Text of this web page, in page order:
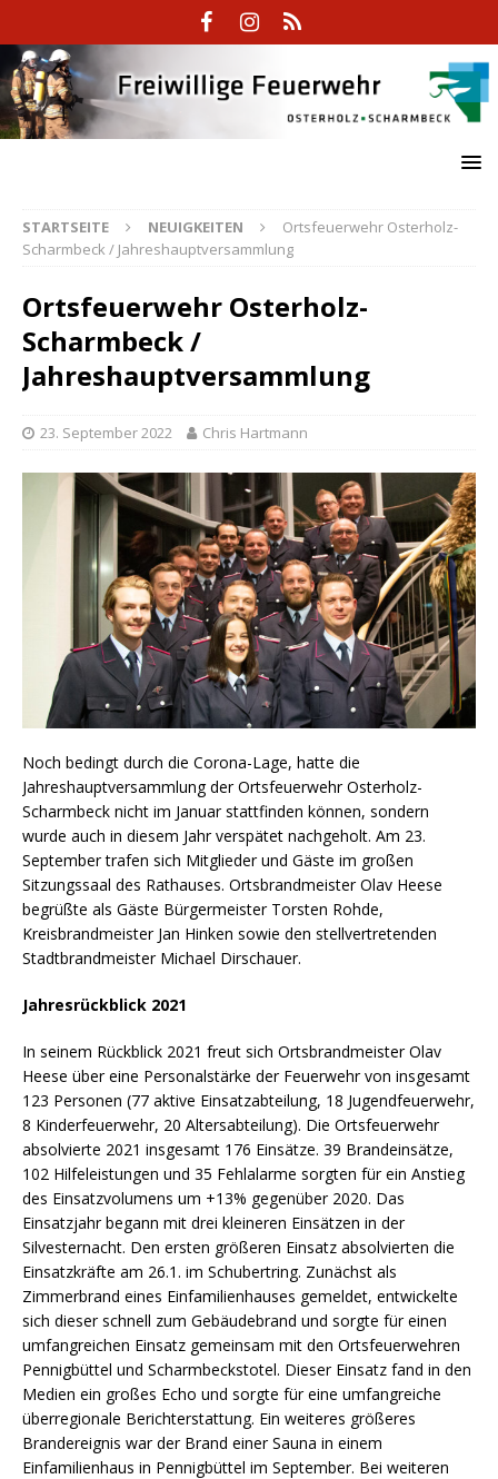
STARTSEITE NEUIGKEITEN
Ortsfeuerwehr Osterholz-
Scharmbeck / Jahreshauptversammlung
Ortsfeuerwehr Osterholz-
Scharmbeck /
Jahreshauptversammlung
23. September 2022 Chris Hartmann
Noch bedingt durch die Corona-Lage, hatte die
Jahreshauptversammlung der Ortsfeuerwehr Osterholz-
Scharmbeck nicht im Januar stattfinden können, sondern
wurde auch in diesem Jahr verspätet nachgeholt. Am 23.
September trafen sich Mitglieder und Gäste im großen
Sitzungssaal des Rathauses. Ortsbrandmeister Olav Heese
begrüßte als Gäste Bürgermeister Torsten Rohde,
Kreisbrandmeister Jan Hinken sowie den stellvertretenden
Stadtbrandmeister Michael Dirschauer.
Jahresrückblick 2021
In seinem Rückblick 2021 freut sich Ortsbrandmeister Olav
Heese über eine Personalstärke der Feuerwehr von insgesamt
123 Personen (77 aktive Einsatzabteilung, 18 Jugendfeuerwehr,
8 Kinderfeuerwehr, 20 Altersabteilung). Die Ortsfeuerwehr
absolvierte 2021 insgesamt 176 Einsätze. 39 Brandeinsätze,
102 Hilfeleistungen und 35 Fehlalarme sorgten für ein Anstieg
des Einsatzvolumens um +13% gegenüber 2020. Das
Einsatzjahr begann mit drei kleineren Einsätzen in der
Silvesternacht. Den ersten größeren Einsatz absolvierten die
Einsatzkräfte am 26.1. im Schubertring. Zunächst als
Zimmerbrand eines Einfamilienhauses gemeldet, entwickelte
sich dieser schnell zum Gebäudebrand und sorgte für einen
umfangreichen Einsatz gemeinsam mit den Ortsfeuerwehren
Pennigbüttel und Scharmbeckstotel. Dieser Einsatz fand in den
Medien ein großes Echo und sorgte für eine umfangreiche
überregionale Berichterstattung. Ein weiteres größeres
Brandereignis war der Brand einer Sauna in einem
Einfamilienhaus in Pennigbüttel im September. Bei weiteren